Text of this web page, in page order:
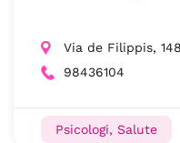
Via de Filippis,
98436104
Psicologi, Salute